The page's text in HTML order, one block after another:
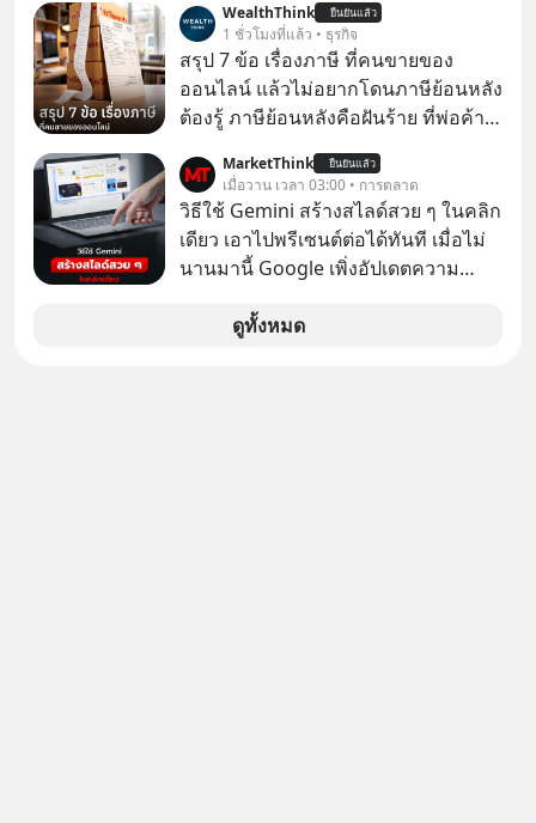
นำ ThaiLLM มาใช้จริง จะเกิดอะไรขึ้น
กับสังคมไทย ธุรกิจไทย และเศรษฐกิจ
ไทยบ้าง ? ร่วมวิเคราะห์เรื่องนี้ผ่านมุม
มองของ ดร.อภิวดี ปิยธรรมรงค์ ผู้
เชี่ยวชาญอาวุโสด้านบูรณาการข้อมูล
และปัญญาประดิษฐ์ และคุณปฏิภาณ
ประเสริฐสม ผู้จัดการโครงการ
ThaiLLM
ของอนุภูมิภาคลุ่มแม่น้ำโขง
WealthThink ยืนยันแล้ว
1 ชั่วโมงที่แล้ว • ธุรกิจ
สรุป 7 ข้อ เรื่องภาษี ที่คนขายของ
ออนไลน์ แล้วไม่อยากโดนภาษีย้อนหลัง
ต้องรู้ ภาษีย้อนหลังคือฝันร้าย ที่พ่อค้า
MarketThink ยืนยันแล้ว
เมื่อวาน เวลา 03:00 • การตลาด
วิธีใช้ Gemini สร้างสไลด์สวย ๆ ในคลิก
เดียว เอาไปพรีเซนต์ต่อได้ทันที เมื่อไม่
นานมานี้ Google เพิ่งอัปเดตความ
สามารถใช้ Gemini ช่วยสร้างสไลด์นำ
ดูทั้งหมด